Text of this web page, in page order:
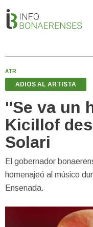
ATR
ADIOS AL ARTISTA
"Se va un
Kicillof
Solari
El gobernador
homenajeó al músico
Ensenada.